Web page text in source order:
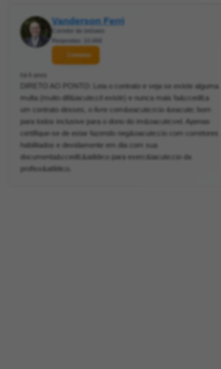
Vanderson Ferri
Contatar
DIRETO AO PONTO: Leia o contrato e veja se existe alguma
multa (muito dif&iacute;cil existir) e nunca mais fa&ccedil;a
um contrato desses, o livre com&eacute;rcio &eacute; bom
para todos inclusive para o dono do im&oacute;vel. Apenas
certifique-se de estar fazendo neg&oacute;cio com corretores
habilitados e devidamente em dia com sua
documenta&ccedil;&atilde;o para exerc&iacute;cio da
profiss&atilde;o.